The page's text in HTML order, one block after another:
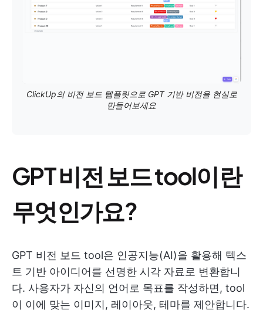
ClickUp의 비전 보드 템플릿으로 GPT 기반 비전을 현실로
만들어보세요
GPT 비전 보드 tool이란
무엇인가요?
GPT 비전 보드 tool은 인공지능(AI)을 활용해 텍스
트 기반 아이디어를 선명한 시각 자료로 변환합니
다. 사용자가 자신의 언어로 목표를 작성하면, tool
이 이에 맞는 이미지, 레이아웃, 테마를 제안합니다.